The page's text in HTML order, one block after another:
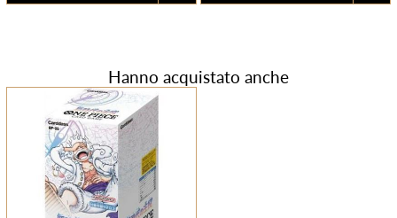
Hanno acquistato anche